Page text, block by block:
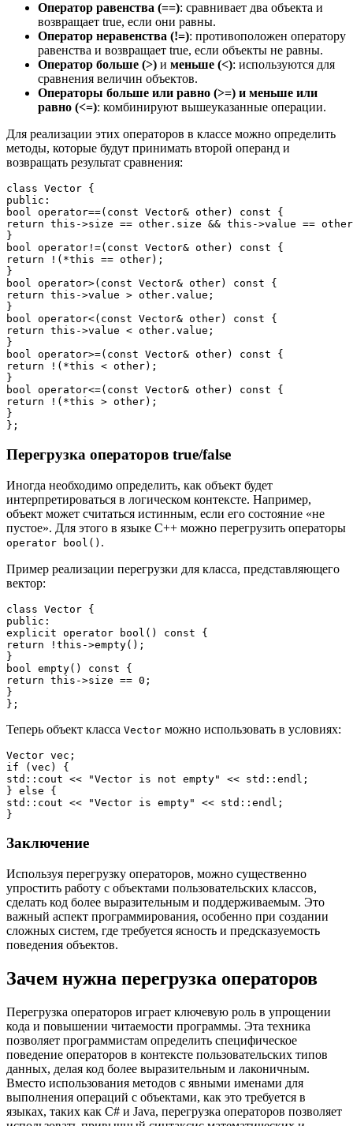
Оператор равенства (==): сравнивает два объекта и
возвращает true, если они равны.
Оператор неравенства (!=): противоположен оператору
равенства и возвращает true, если объекты не равны.
Оператор больше (>) и меньше (<): используются для
сравнения величин объектов.
Операторы больше или равно (>=) и меньше или
равно (<=): комбинируют вышеуказанные операции.
Для реализации этих операторов в классе можно определить
методы, которые будут принимать второй операнд и
возвращать результат сравнения:
class Vector {
public:
bool operator==(const Vector& other) const {
return this->size == other.size && this->value ==
}
bool operator!=(const Vector& other) const {
return !(*this == other);
}
bool operator>(const Vector& other) const {
return this->value > other.value;
}
bool operator<(const Vector& other) const {
return this->value < other.value;
}
bool operator>=(const Vector& other) const {
return !(*this < other);
}
bool operator<=(const Vector& other) const {
return !(*this > other);
}
Перегрузка операторов true/false
Иногда необходимо определить, как объект будет
интерпретироваться в логическом контексте. Например,
объект может считаться истинным, если его состояние «не
пустое». Для этого в языке C++ можно перегрузить операторы
operator bool() .
Пример реализации перегрузки для класса, представляющего
вектор:
class Vector {
public:
explicit operator bool() const {
return !this->empty();
}
bool empty() const {
return this->size == 0;
}
Теперь объект класса Vector можно использовать в условиях:
Vector vec;
if (vec) {
std::cout << "Vector is not empty" << std::endl;
} else {
std::cout << "Vector is empty" << std::endl;
Заключение
Используя перегрузку операторов, можно существенно
упростить работу с объектами пользовательских классов,
сделать код более выразительным и поддерживаемым. Это
важный аспект программирования, особенно при создании
сложных систем, где требуется ясность и предсказуемость
поведения объектов.
Зачем нужна перегрузка операторов
Перегрузка операторов играет ключевую роль в упрощении
кода и повышении читаемости программы. Эта техника
позволяет программистам определить специфическое
поведение операторов в контексте пользовательских типов
данных, делая код более выразительным и лаконичным.
Вместо использования методов с явными именами для
выполнения операций с объектами, как это требуется в
языках, таких как C# и Java, перегрузка операторов позволяет